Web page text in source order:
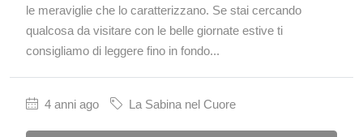
le meraviglie che lo caratterizzano. Se stai cercando
qualcosa da visitare con le belle giornate estive ti
consigliamo di leggere fino in fondo...
4 anni ago La Sabina nel Cuore